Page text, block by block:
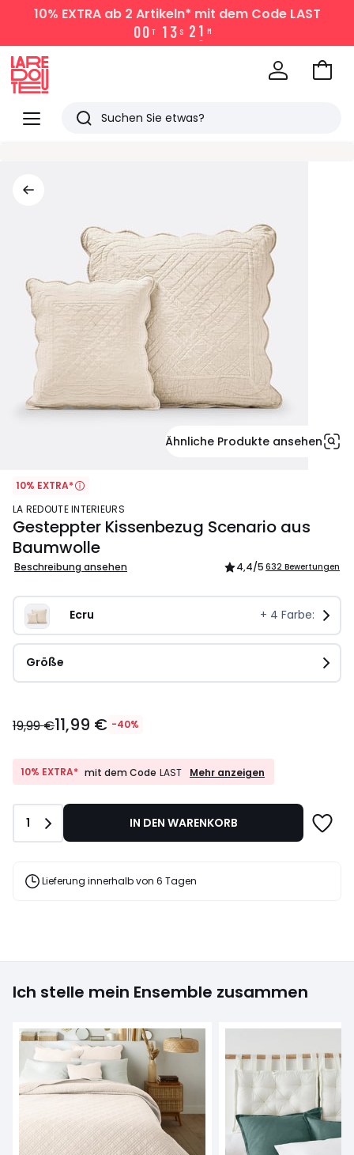
10% EXTRAab 2 Artikeln* mit dem Code LAST
00 T 1 3 S 2 1 M
Menü
Redoute
Suchen
Zum
Ähnliche Produkte ansehen
10% EXTRA*
LA REDOUTE INTERIEURS
Gesteppter Kissenbezug Scenario aus
Baumwolle
Beschreibung ansehen 4,4/5 632 Bewertungen
Ecru + 4 Farbe:
Größe
€
€
Rabatt
angewendet.
19,99 €11,99 € -40%
10% EXTRA* mit dem Code LAST
10%
Code
LAST
Mehr anzeigen
Anzahl
1 IN DEN WARENKORB
Lieferung innerhalb von 6 Tagen
Ich stelle mein Ensemble zusammen